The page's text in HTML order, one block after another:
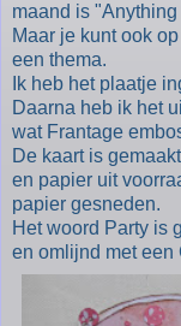
maand is
Maar je kunt ook
een thema.
Ik heb het plaatje
Daarna heb ik het
wat Frantage
De kaart is
en papier uit
papier gesneden.
Het woord Party is
en omlijnd met een